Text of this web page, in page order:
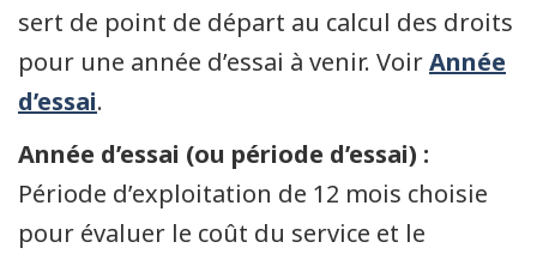
sert de point de départ au calcul des droits
pour une année d’essai à venir. VoirAnnée
d’essai.
Année d’essai (ou période d’essai) :
Période d’exploitation de 12 mois choisie
pour évaluer le coût du service et le